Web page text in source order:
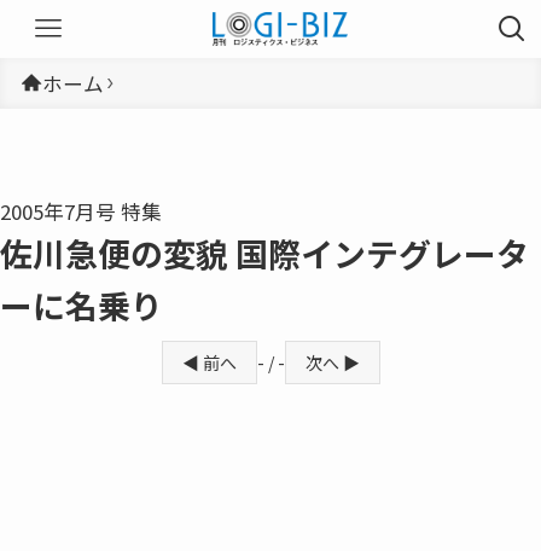
ホーム
2005年7月号 特集
佐川急便の変貌 国際インテグレータ
ーに名乗り
◀ 前へ - / - 次へ ▶